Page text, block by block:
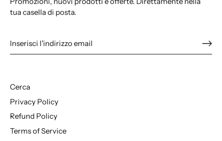
tua casella di posta.
Cerca
Privacy Policy
Refund Policy
Terms of Service